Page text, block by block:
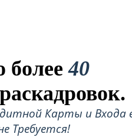
более40
раскадровок.
Карты и Входа
Требуется!